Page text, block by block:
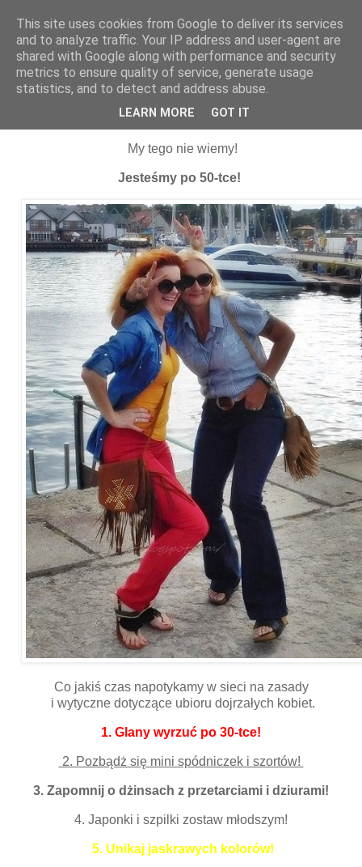
04 czerwca 2021
Czego nie nosić po 40-stce...
My tego nie wiemy!
Jesteśmy po 50-tce!
Co jakiś czas napotykamy w sieci na zasady
i wytyczne dotyczące ubioru dojrzałych kobiet.
1. Glany wyrzuć po 30-tce!
2. Pozbądż się mini spódniczek i szortów!
3. Zapomnij o dżinsach z przetarciami i dziurami!
4. Japonki i szpilki zostaw młodszym!
5. Unikaj jaskrawych kolorów!
This site uses cookies from Google to deliver its services
and to analyze traffic. Your IP address and user-agent are
shared with Google along with performance and security
metrics to ensure quality of service, generate usage
statistics, and to detect and address abuse.
LEARN MORE GOT IT